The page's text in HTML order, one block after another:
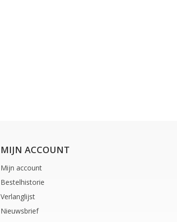
MIJN ACCOUNT
Mijn account
Bestelhistorie
Verlanglijst
Nieuwsbrief